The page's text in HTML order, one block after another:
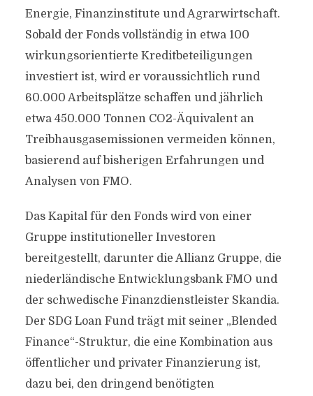
Energie, Finanzinstitute und Agrarwirtschaft.
Sobald der Fonds vollständig in etwa 100
wirkungsorientierte Kreditbeteiligungen
investiert ist, wird er voraussichtlich rund
60.000 Arbeitsplätze schaffen und jährlich
etwa 450.000 Tonnen CO2-Äquivalent an
Treibhausgasemissionen vermeiden können,
basierend auf bisherigen Erfahrungen und
Analysen von FMO.
Das Kapital für den Fonds wird von einer
Gruppe institutioneller Investoren
bereitgestellt, darunter die Allianz Gruppe, die
niederländische Entwicklungsbank FMO und
der schwedische Finanzdienstleister Skandia.
Der SDG Loan Fund trägt mit seiner „Blended
Finance“-Struktur, die eine Kombination aus
öffentlicher und privater Finanzierung ist,
dazu bei, den dringend benötigten